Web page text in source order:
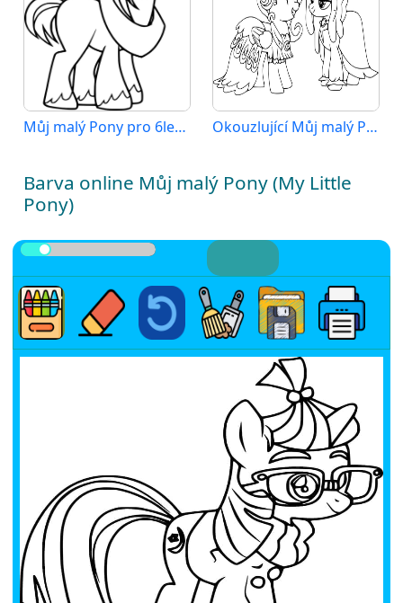
Můj malý Pony pro 6leté Děti Okouzlující Můj malý Pony
Barva online Můj malý Pony (My Little
Pony)